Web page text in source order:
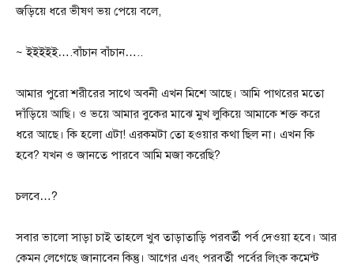
জড়িয়ে ধরে ভীষণ ভয় পেয়ে বলে,
~ ইইইইই….বাঁচান বাঁচান…..
আমার পুরো শরীরের সাথে অবনী এখন মিশে আছে। আমি পাথরের মতো
দাঁড়িয়ে আছি। ও ভয়ে আমার বুকের মাঝে মুখ লুকিয়ে আমাকে শক্ত করে
ধরে আছে। কি হলো এটা! এরকমটা তো হওয়ার কথা ছিল না। এখন কি
হবে? যখন ও জানতে পারবে আমি মজা করেছি?
চলবে…?
সবার ভালো সাড়া চাই তাহলে খুব তাড়াতাড়ি পরবর্তী পর্ব দেওয়া হবে। আর
কেমন লেগেছে জানাবেন কিন্তু। আগের এবং পরবর্তী পর্বের লিংক কমেন্ট